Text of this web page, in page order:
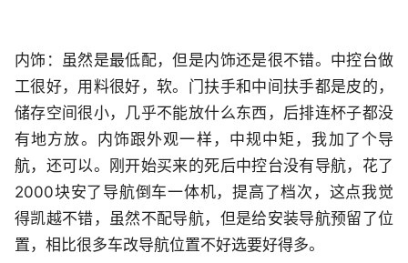
内饰：虽然是最低配，但是内饰还是很不错。中控台做
工很好，用料很好，软。门扶手和中间扶手都是皮的，
储存空间很小，几乎不能放什么东西，后排连杯子都没
有地方放。内饰跟外观一样，中规中矩，我加了个导
航，还可以。刚开始买来的死后中控台没有导航，花了
2000块安了导航倒车一体机，提高了档次，这点我觉
得凯越不错，虽然不配导航，但是给安装导航预留了位
置，相比很多车改导航位置不好选要好得多。